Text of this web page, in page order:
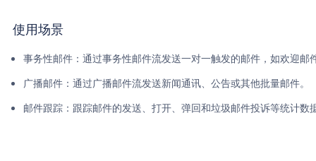
使用场景
事务性邮件：通过事务性邮件流发送一对一触发的邮件，如欢迎邮
广播邮件：通过广播邮件流发送新闻通讯、公告或其他批量邮件。
邮件跟踪：跟踪邮件的发送、打开、弹回和垃圾邮件投诉等统计数